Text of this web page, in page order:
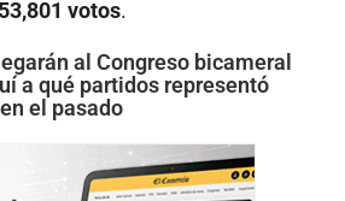
votos.
al Congreso bicameral
a qué partidos representó
el pasado